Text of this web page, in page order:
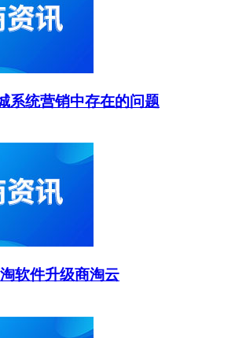
系统营销中存在的问题
软件升级商淘云